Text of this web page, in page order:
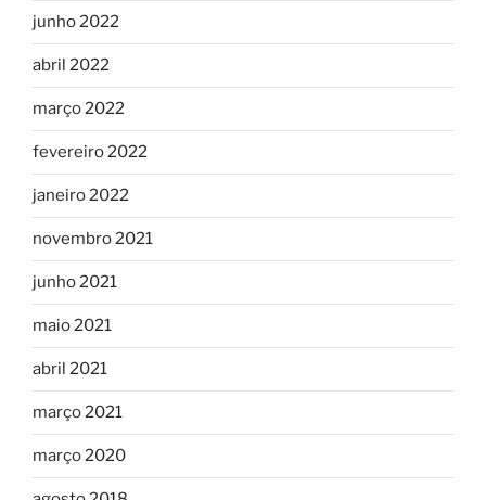
junho 2022
abril 2022
março 2022
fevereiro 2022
janeiro 2022
novembro 2021
junho 2021
maio 2021
abril 2021
março 2021
março 2020